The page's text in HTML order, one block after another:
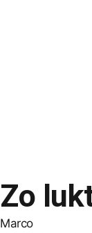
Zo
Marco